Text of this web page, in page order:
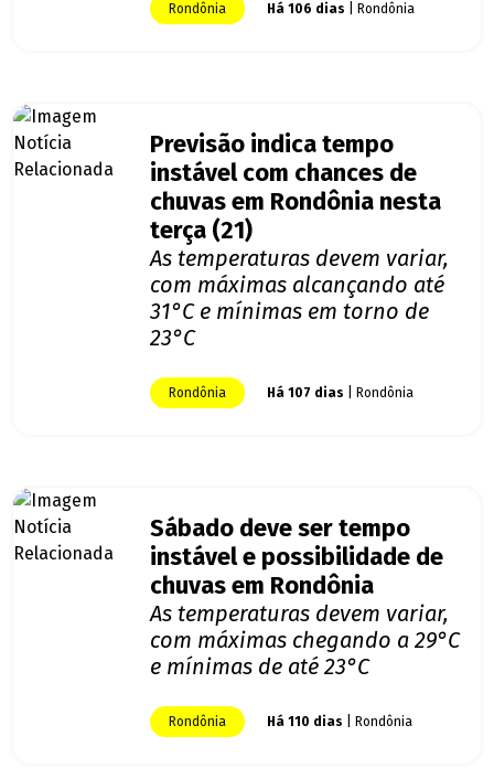
Rondônia Há 106 dias | Rondônia
Previsão indica tempo
instável com chances de
chuvas em Rondônia nesta
terça (21)
As temperaturas devem variar,
com máximas alcançando até
31°C e mínimas em torno de
23°C
Rondônia Há 107 dias | Rondônia
Sábado deve ser tempo
instável e possibilidade de
chuvas em Rondônia
As temperaturas devem variar,
com máximas chegando a 29°C
e mínimas de até 23°C
Rondônia Há 110 dias | Rondônia